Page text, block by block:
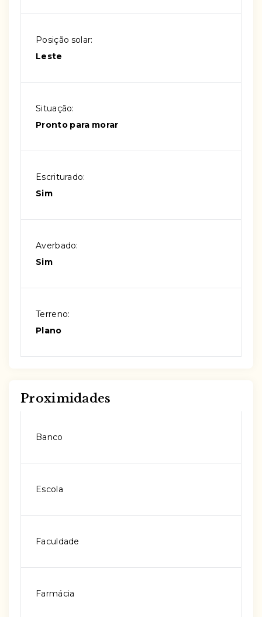
Posição solar:
Leste
Situação:
Pronto para morar
Escriturado:
Sim
Averbado:
Sim
Terreno:
Plano
Proximidades
Banco
Escola
Faculdade
Farmácia